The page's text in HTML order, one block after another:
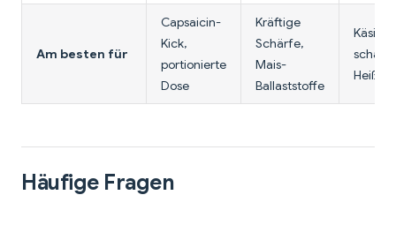
Am besten für
Capsaicin-
Kick,
portionierte
Dose
Kräftige
Schärfe,
Mais-
Ballaststoffe
Käsig-
Häufige Fragen